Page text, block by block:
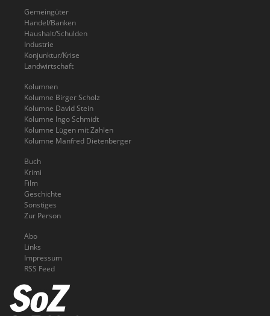
Gemeingüter
Handel/Banken
Haushalt/Schulden
Industrie
Konjunktur/Krise
Landwirtschaft
Kolumnen
Kolumne Birger Scholz
Kolumne David Stein
Kolumne Ingo Schmidt
Kolumne Lügen mit Zahlen
Kolumne Manfred Dietenberger
Buch
Krimi
Film
Geschichte
Sonstiges
Zur Person
Abo
Links
Impressum
RSS Feed